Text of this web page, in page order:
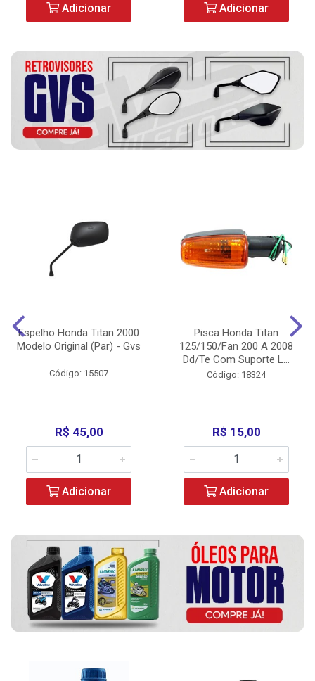
Adicionar Adicionar
Espelho Honda Titan 2000
Modelo Original (Par) - Gvs
Código: 15507
R$ 45,00
Adicionar
Pisca Honda Titan
125/150/Fan 200 A 2008
Dd/Te Com Suporte L...
Código: 18324
R$ 15,00
Adicionar